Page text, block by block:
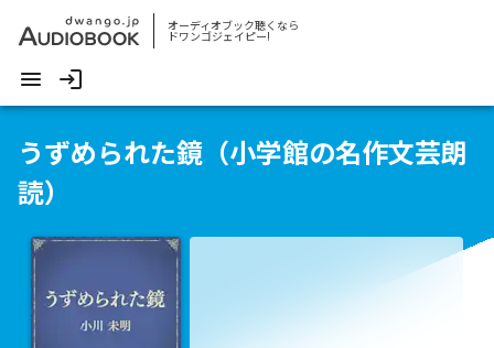
オーディオブック聴くなら
ドワンゴジェイピー!
うずめられた鏡（小学館の名作文芸朗
読）